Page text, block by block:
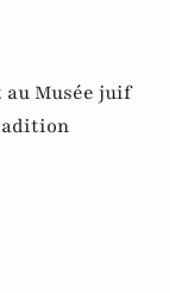
Musée juif